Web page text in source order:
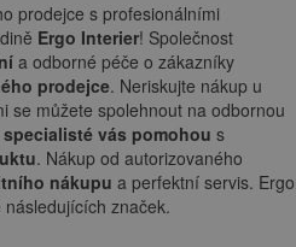
prodejce s profesionálními
Ergo Interier! Společnost
a odborné péče o zákazníky
prodejce. Neriskujte nákup u
se můžete spolehnout na odbornou
specialisté vás pomohou s
. Nákup od autorizovaného
nákupu a perfektní servis. Ergo
značek.